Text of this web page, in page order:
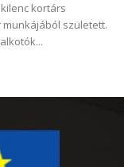
kortárs
született.